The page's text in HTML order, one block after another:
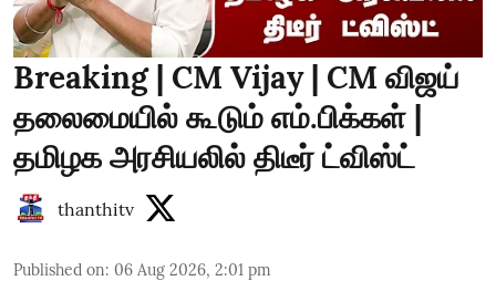
Breaking | CM Vijay | CM விஜய்
தலைமையில் கூடும் எம்.பிக்கள் |
தமிழக அரசியலில் திடீர் ட்விஸ்ட்
thanthitv
Published on: 06 Aug 2026, 2:01 pm